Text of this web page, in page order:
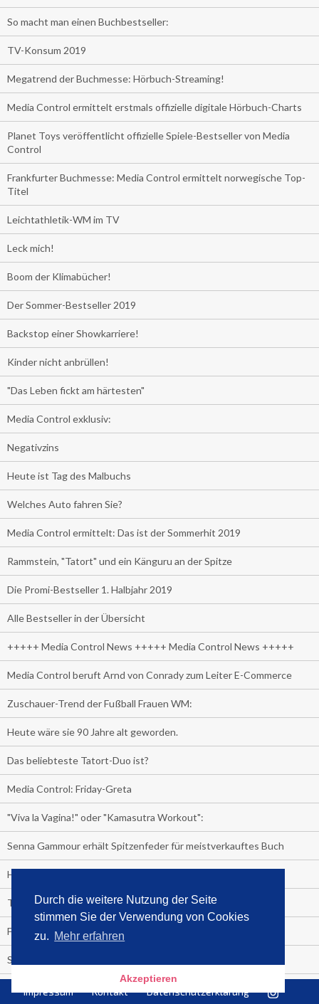
Durch die weitere Nutzung der Seite
stimmen Sie der Verwendung von Cookies
zu. Mehr erfahren
Akzeptieren
So macht man einen Buchbestseller:
TV-Konsum 2019
Megatrend der Buchmesse: Hörbuch-Streaming!
Media Control ermittelt erstmals offizielle digitale Hörbuch-Charts
Planet Toys veröffentlicht offizielle Spiele-Bestseller von Media
Control
Frankfurter Buchmesse: Media Control ermittelt norwegische Top-
Titel
Leichtathletik-WM im TV
Leck mich!
Boom der Klimabücher!
Der Sommer-Bestseller 2019
Backstop einer Showkarriere!
Kinder nicht anbrüllen!
"Das Leben fickt am härtesten"
Media Control exklusiv:
Negativzins
Heute ist Tag des Malbuchs
Welches Auto fahren Sie?
Media Control ermittelt: Das ist der Sommerhit 2019
Rammstein, "Tatort" und ein Känguru an der Spitze
Die Promi-Bestseller 1. Halbjahr 2019
Alle Bestseller in der Übersicht
+++++ Media Control News +++++ Media Control News +++++
Media Control beruft Arnd von Conrady zum Leiter E-Commerce
Zuschauer-Trend der Fußball Frauen WM:
Heute wäre sie 90 Jahre alt geworden.
Das beliebteste Tatort-Duo ist?
Media Control: Friday-Greta
"Viva la Vagina!" oder "Kamasutra Workout":
Senna Gammour erhält Spitzenfeder für meistverkauftes Buch
Heute ist Welttag des Buches!
TV-Marktanteile auf einen Blick
Fußball TV-Quoten:
Sensationell!
Impressum Kontakt Datenschutzerklärung